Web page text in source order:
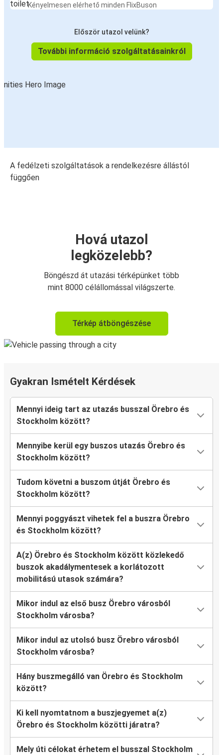
Kényelmesen elérhető minden FlixBuson
Először utazol velünk?
További információ szolgáltatásainkról
A fedélzeti szolgáltatások a rendelkezésre állástól
függően
Hová utazol
legközelebb?
Böngészd át utazási térképünket több
mint 8000 célállomással világszerte.
Térkép átböngészése
Gyakran Ismételt Kérdések
Mennyi ideig tart az utazás busszal Örebro és
Stockholm között?
Mennyibe kerül egy buszos utazás Örebro és
Stockholm között?
Tudom követni a buszom útját Örebro és
Stockholm között?
Mennyi poggyászt vihetek fel a buszra Örebro
és Stockholm között?
A(z) Örebro és Stockholm között közlekedő
buszok akadálymentesek a korlátozott
mobilitású utasok számára?
Mikor indul az első busz Örebro városból
Stockholm városba?
Mikor indul az utolsó busz Örebro városból
Stockholm városba?
Hány buszmegálló van Örebro és Stockholm
között?
Ki kell nyomtatnom a buszjegyemet a(z)
Örebro és Stockholm közötti járatra?
Mely úti célokat érhetem el busszal Stockholm